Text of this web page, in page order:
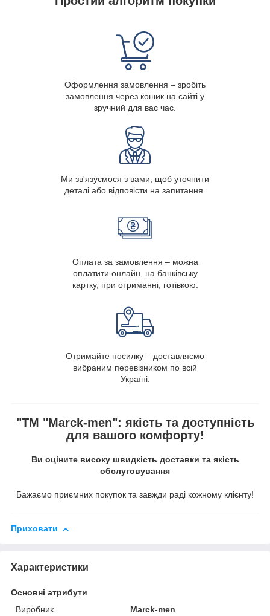
Оформлення замовлення – зробіть
замовлення через кошик на сайті у
зручний для вас час.
Ми зв'язуємося з вами, щоб уточнити
деталі або відповісти на запитання.
Оплата за замовлення – можна
оплатити онлайн, на банківську
картку, при отриманні, готівкою.
Отримайте посилку – доставляємо
вибраним перевізником по всій
Україні.
"ТМ "Marck-men": якість та доступність
для вашого комфорту!
Ви оціните високу швидкість доставки та якість
обслуговування
Бажаємо приємних покупок та завжди раді кожному клієнту!
Приховати
Характеристики
Основні атрибути
Виробник
Marck-men